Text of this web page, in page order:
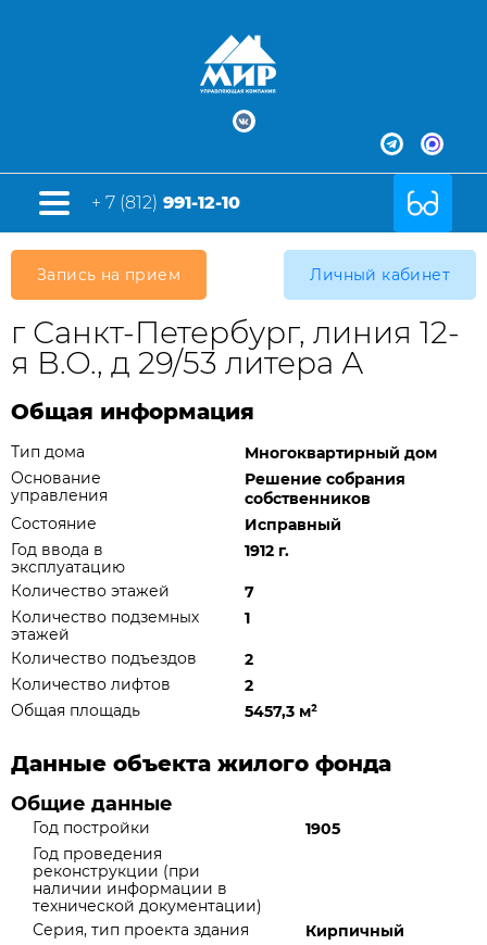
+ 7 (812) 991-12-10
Запись на прием Личный кабинет
г Санкт-Петербург, линия 12-
я В.О., д 29/53 литера А
Общая информация
Тип дома
Многоквартирный дом
Основание
управления
Решение собрания
собственников
Состояние
Исправный
Год ввода в
эксплуатацию
1912 г.
Количество этажей
7
Количество подземных
этажей
1
Количество подъездов
2
Количество лифтов
2
Общая площадь
5457,3 м²
Данные объекта жилого фонда
Общие данные
Год постройки
1905
Год проведения
реконструкции (при
наличии информации в
технической документации)
Серия, тип проекта здания
Кирпичный